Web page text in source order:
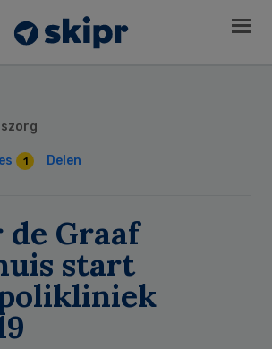
1 Delen
Graaf
start